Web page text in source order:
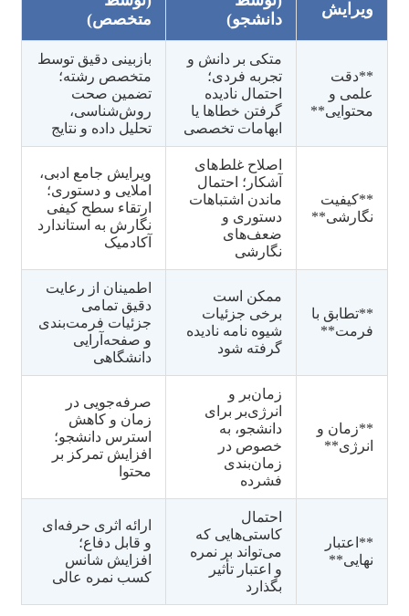
ویرایش
دانشجو)
متخصص)
**دقت
علمی و
محتوایی**
متکی بر دانش و
تجربه فردی؛
احتمال نادیده
گرفتن خطاها یا
ابهامات تخصصی
بازبینی دقیق توسط
متخصص رشته؛
تضمین صحت
روش‌شناسی،
تحلیل داده و نتایج
**کیفیت
نگارشی**
اصلاح غلط‌های
آشکار؛ احتمال
ماندن اشتباهات
دستوری و
ضعف‌های
نگارشی
ویرایش جامع ادبی،
املایی و دستوری؛
ارتقاء سطح کیفی
نگارش به استاندارد
آکادمیک
**تطابق با
فرمت**
ممکن است
برخی جزئیات
شیوه نامه نادیده
گرفته شود
اطمینان از رعایت
دقیق تمامی
جزئیات فرمت‌بندی
و صفحه‌آرایی
دانشگاهی
**زمان و
انرژی**
زمان‌بر و
انرژی‌بر برای
دانشجو، به
خصوص در
زمان‌بندی
فشرده
صرفه‌جویی در
زمان و کاهش
استرس دانشجو؛
افزایش تمرکز بر
محتوا
**اعتبار
نهایی**
احتمال
کاستی‌هایی که
می‌تواند بر نمره
و اعتبار تأثیر
بگذارد
ارائه اثری حرفه‌ای
و قابل دفاع؛
افزایش شانس
کسب نمره عالی